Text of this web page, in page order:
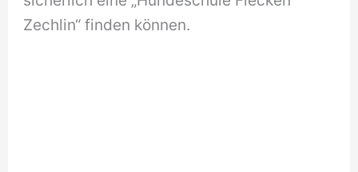
Zechlin“ finden können.